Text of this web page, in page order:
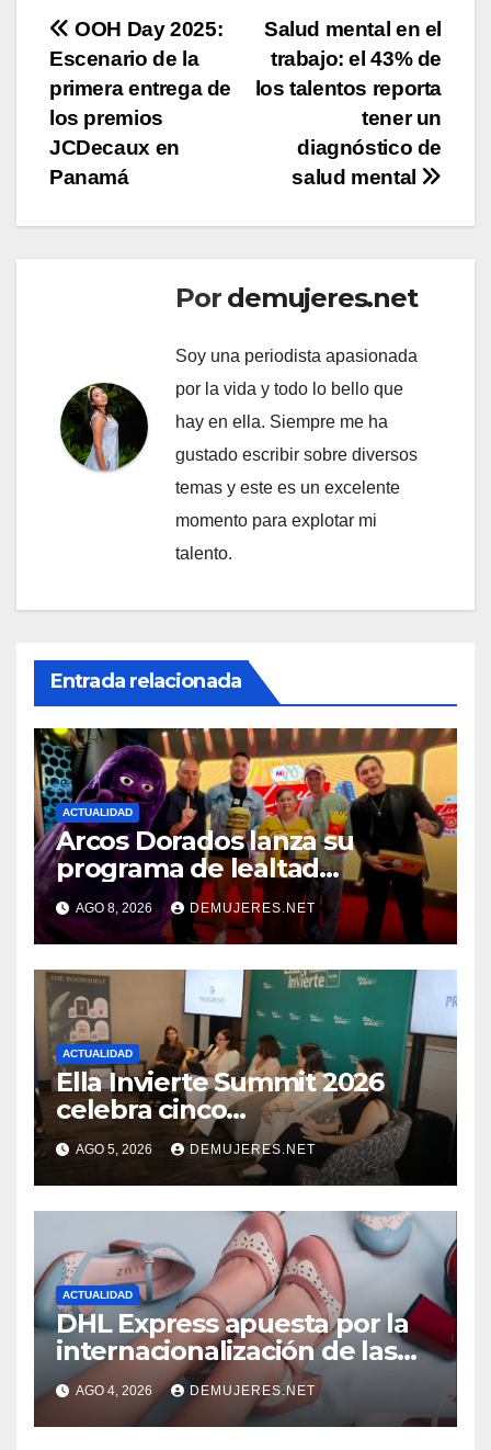
Navegación
de
entradas
Salud mental en el
trabajo: el 43% de
los talentos reporta
tener un
diagnóstico de
salud mental
OOH Day 2025:
Escenario de la
primera entrega de
los premios
JCDecaux en
Panamá
Por demujeres.net
Soy una periodista apasionada
por la vida y todo lo bello que
hay en ella. Siempre me ha
gustado escribir sobre diversos
temas y este es un excelente
momento para explotar mi
talento.
Entrada relacionada
ACTUALIDAD
Arcos Dorados lanza su
programa de lealtad
‘MiMcDonald’s y reconoce a
tres de sus clientes más
leales de Panamá
AGO 8, 2026 DEMUJERES.NET
ACTUALIDAD
Ella Invierte Summit 2026
celebra cinco
añosimpulsando a las
mujeres a construir su
independencia financiera
AGO 5, 2026 DEMUJERES.NET
ACTUALIDAD
DHL Express apuesta por la
internacionalización de las
PYMES latinoamericanas y
destaca a 10 emprendedores
con potencial exportador
AGO 4, 2026 DEMUJERES.NET